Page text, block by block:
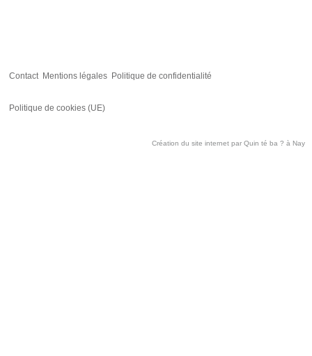
Contact Mentions légales Politique de confidentialité
Politique de cookies (UE)
Création du site internet par Quin té ba ? à Nay